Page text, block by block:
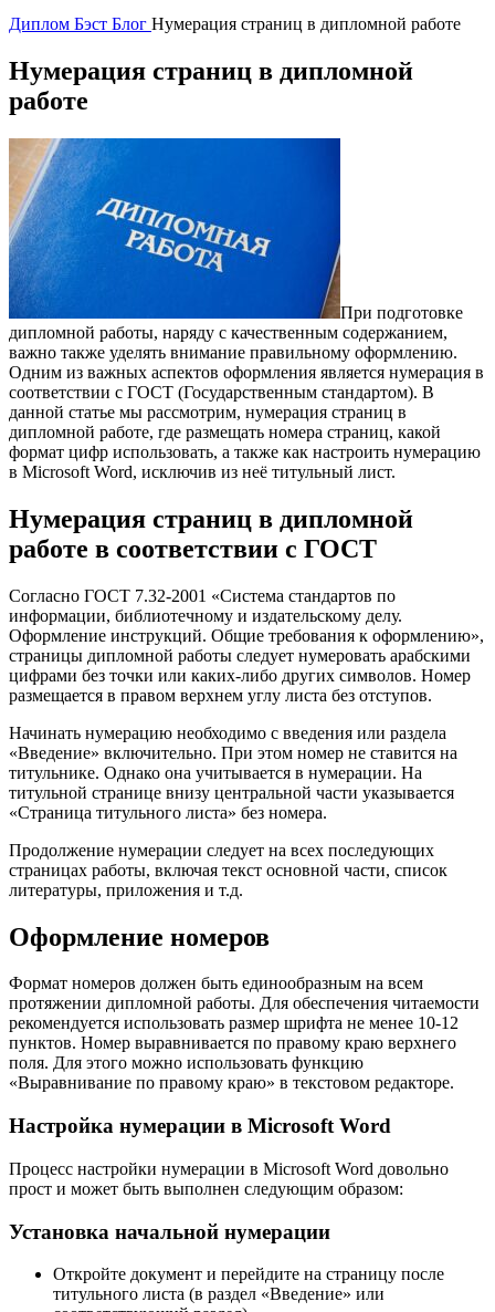
Диплом Бэст Блог Нумерация страниц в дипломной работе
Нумерация страниц в дипломной
работе
При подготовке
дипломной работы, наряду с качественным содержанием,
важно также уделять внимание правильному оформлению.
Одним из важных аспектов оформления является нумерация в
соответствии с ГОСТ (Государственным стандартом). В
данной статье мы рассмотрим, нумерация страниц в
дипломной работе, где размещать номера страниц, какой
формат цифр использовать, а также как настроить нумерацию
в Microsoft Word, исключив из неё титульный лист.
Нумерация страниц в дипломной
работе в соответствии с ГОСТ
Согласно ГОСТ 7.32-2001 «Система стандартов по
информации, библиотечному и издательскому делу.
Оформление инструкций. Общие требования к оформлению»,
страницы дипломной работы следует нумеровать арабскими
цифрами без точки или каких-либо других символов. Номер
размещается в правом верхнем углу листа без отступов.
Начинать нумерацию необходимо с введения или раздела
«Введение» включительно. При этом номер не ставится на
титульнике. Однако она учитывается в нумерации. На
титульной странице внизу центральной части указывается
«Страница титульного листа» без номера.
Продолжение нумерации следует на всех последующих
страницах работы, включая текст основной части, список
литературы, приложения и т.д.
Оформление номеров
Формат номеров должен быть единообразным на всем
протяжении дипломной работы. Для обеспечения читаемости
рекомендуется использовать размер шрифта не менее 10-12
пунктов. Номер выравнивается по правому краю верхнего
поля. Для этого можно использовать функцию
«Выравнивание по правому краю» в текстовом редакторе.
Настройка нумерации в Microsoft Word
Процесс настройки нумерации в Microsoft Word довольно
прост и может быть выполнен следующим образом:
Установка начальной нумерации
Откройте документ и перейдите на страницу после
титульного листа (в раздел «Введение» или